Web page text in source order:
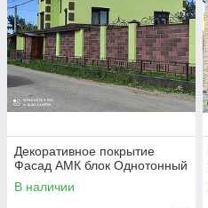
Декоративное покрытие
Фасад АМК блок Однотонный
В наличии